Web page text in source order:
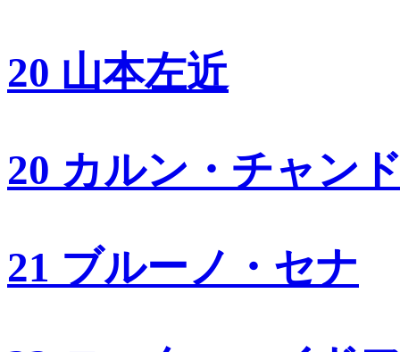
20 山本左近
20 カルン・チャン
21 ブルーノ・セナ